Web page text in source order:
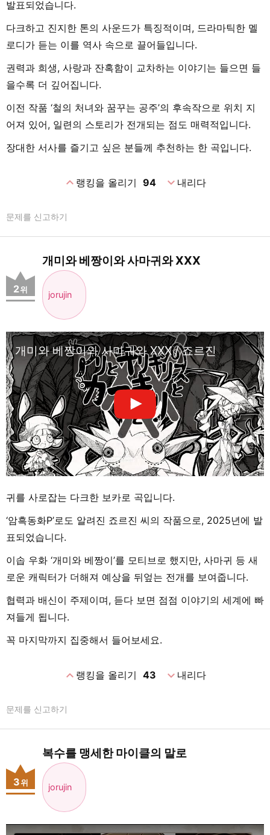
발표되었습니다.
다크하고 진지한 톤의 사운드가 특징적이며, 드라마틱한 멜
로디가 듣는 이를 역사 속으로 끌어들입니다.
권력과 희생, 사랑과 잔혹함이 교차하는 이야기는 들으면 들
을수록 더 깊어집니다.
이전 작품 ‘철의 처녀와 꿈꾸는 공주’의 후속작으로 위치 지
어져 있어, 일련의 스토리가 전개되는 점도 매력적입니다.
장대한 서사를 즐기고 싶은 분들께 추천하는 한 곡입니다.
expand_less랭킹을 올리기 94 expand_more내리다
문제를 신고하기
개미와 베짱이와 사마귀와 XXX
jorujin
2 위
개미와 베짱이와 사마귀와 XXX / 죠르진
귀를 사로잡는 다크한 보카로 곡입니다.
‘암흑동화P’로도 알려진 죠르진 씨의 작품으로, 2025년에 발
표되었습니다.
이솝 우화 ‘개미와 베짱이’를 모티브로 했지만, 사마귀 등 새
로운 캐릭터가 더해져 예상을 뒤엎는 전개를 보여줍니다.
협력과 배신이 주제이며, 듣다 보면 점점 이야기의 세계에 빠
져들게 됩니다.
꼭 마지막까지 집중해서 들어보세요.
expand_less랭킹을 올리기 43 expand_more내리다
문제를 신고하기
복수를 맹세한 마이클의 말로
jorujin
3위